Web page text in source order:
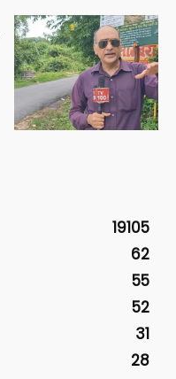
19105
62
55
52
31
28